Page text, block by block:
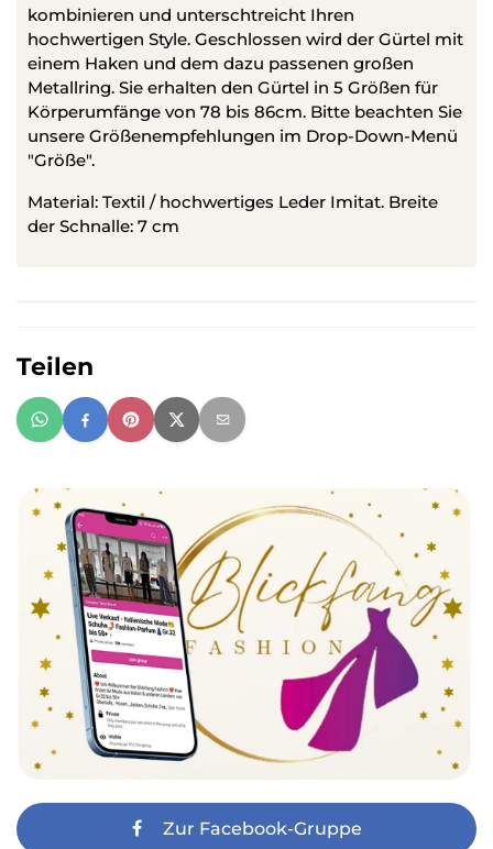
kombinieren und unterschtreicht Ihren
hochwertigen Style. Geschlossen wird der Gürtel mit
einem Haken und dem dazu passenen großen
Metallring. Sie erhalten den Gürtel in 5 Größen für
Körperumfänge von 78 bis 86cm. Bitte beachten Sie
unsere Größenempfehlungen im Drop-Down-Menü
"Größe".
Material: Textil / hochwertiges Leder Imitat. Breite
der Schnalle: 7 cm
Teilen
Zur Facebook-Gruppe